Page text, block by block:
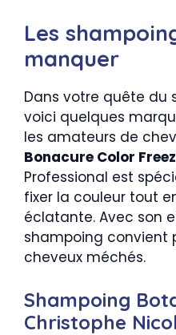
Les
manquer
Dans votre quête du
voici quelques
les amateurs de
Bonacure Color
Professional est
fixer la couleur tout
éclatante. Avec son
shampoing convient
cheveux méchés.
Shampoing
Christophe